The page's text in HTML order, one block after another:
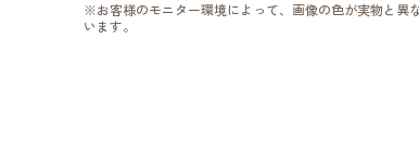
※お客様のモニター環境によって、画像の色が実物と異
います。